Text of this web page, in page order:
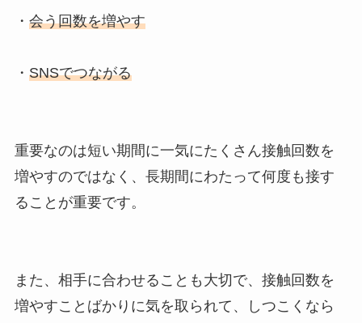
・ 会う回数を増やす
・ SNSでつながる
重要なのは短い期間に一気にたくさん接触回数を
増やすのではなく、長期間にわたって何度も接す
ることが重要です。
また、相手に合わせることも大切で、接触回数を
増やすことばかりに気を取られて、しつこくなら